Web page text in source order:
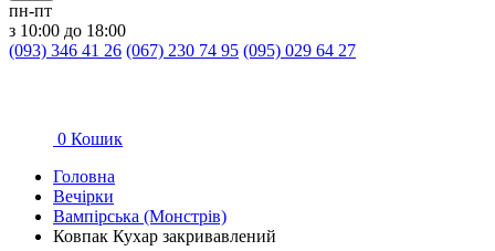
пн-пт
з 10:00 до 18:00
(093) 346 41 26 (067) 230 74 95 (095) 029 64 27
0 Кошик
Головна
Вечірки
Вампірська (Монстрів)
Ковпак Кухар закривавлений